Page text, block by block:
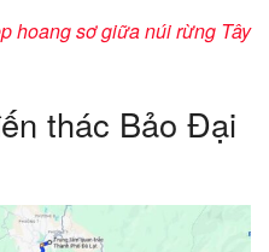
hoang sơ giữa núi rừng Tây
thác Bảo Đại